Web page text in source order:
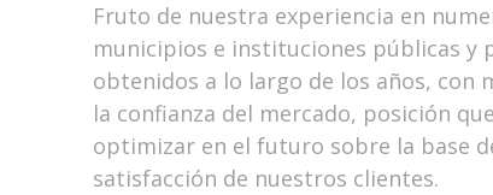
Fruto de nuestra experiencia en
municipios e instituciones públicas y
obtenidos a lo largo de los años, con
la confianza del mercado, posición
optimizar en el futuro sobre la base
satisfacción de nuestros clientes.